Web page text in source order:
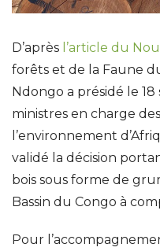
D’après l’article du
forêts et de la Faune
Ndongo a présidé le
ministres en charge
l’environnement
validé la décision
bois sous forme de
Bassin du Congo à
Pour